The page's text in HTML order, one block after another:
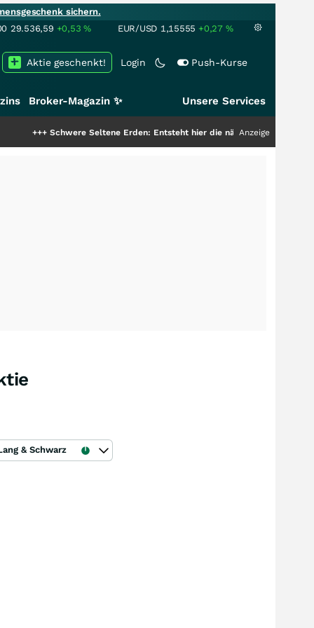
sichern.
29.536,59 +0,53% EUR/USD 1,15555 +0,27 %
Login Push-Kurse
Aktie geschenkt!
Broker-Magazin ✨ Unsere Services
Schwere Seltene Erden: Entsteht hier die nächste Milliardenstory?
Anzeige
& Schwarz